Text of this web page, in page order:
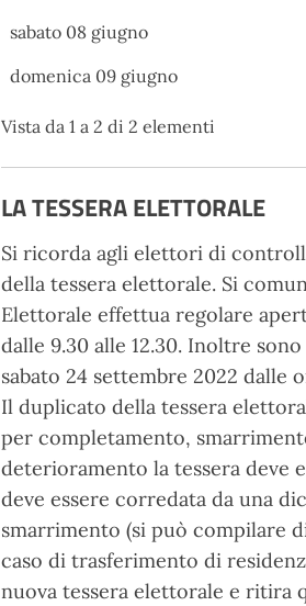
sabato 08 giugno
domenica 09 giugno
Vista da 1 a 2 di 2 elementi
LA TESSERA ELETTORALE
Si ricorda agli elettori di
della tessera elettorale. Si
Elettorale effettua regolare
dalle 9.30 alle 12.30. Inoltre
sabato 24 settembre 2022 dalle
Il duplicato della tessera
per completamento,
deterioramento la tessera deve
deve essere corredata da una
smarrimento (si può compilare
caso di trasferimento di
nuova tessera elettorale e ritira